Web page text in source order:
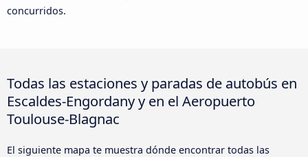
concurridos.
Todas las estaciones y paradas de autobús en
Escaldes-Engordany y en el Aeropuerto
Toulouse-Blagnac
El siguiente mapa te muestra dónde encontrar todas las